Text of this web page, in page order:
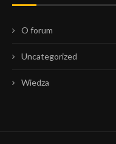
O forum
Uncategorized
Wiedza